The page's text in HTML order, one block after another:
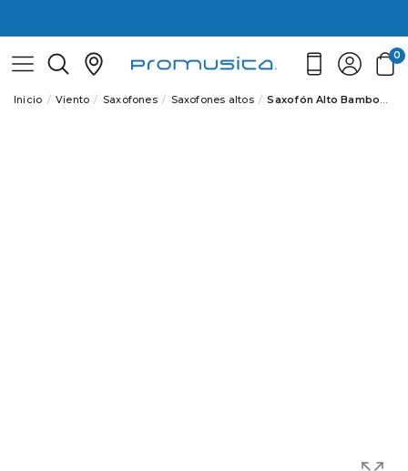
0
Inicio Viento Saxofones Saxofones altos Saxofón Alto Bamboo Xaphoon En Si bemol